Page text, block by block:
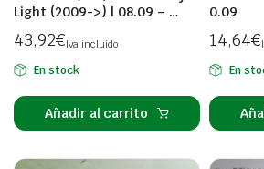
Light (2009->) | 08.09 – …
43,92€Iva incluido
En stock
Añadir al carrito
0.09
14,64€
En